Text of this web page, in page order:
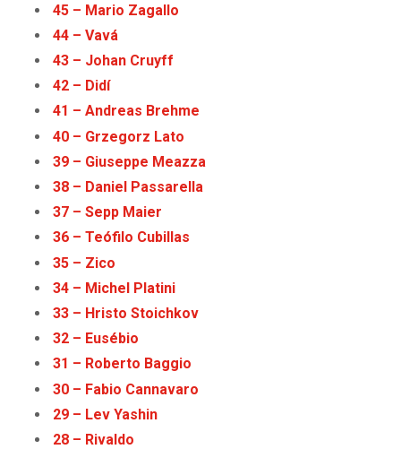
45 – Mario Zagallo
44 – Vavá
43 – Johan Cruyff
42 – Didí
41 – Andreas Brehme
40 – Grzegorz Lato
39 – Giuseppe Meazza
38 – Daniel Passarella
37 – Sepp Maier
36 – Teófilo Cubillas
35 – Zico
34 – Michel Platini
33 – Hristo Stoichkov
32 – Eusébio
31 – Roberto Baggio
30 – Fabio Cannavaro
29 – Lev Yashin
28 – Rivaldo